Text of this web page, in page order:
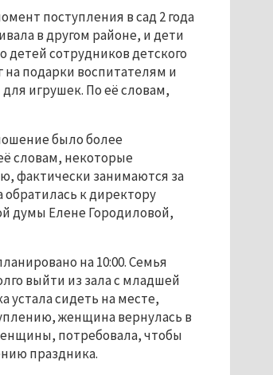
поступления в сад 2 года
в другом районе, и дети
сотрудников детского
на подарки воспитателям и
игрушек. По её словам,
было более
словам, некоторые
фактически занимаются за
к
думы Елене Городиловой,
на 10:00. Семья
выйти из зала с младшей
устала сидеть на месте,
женщина вернулась в
потребовала, чтобы
праздника.